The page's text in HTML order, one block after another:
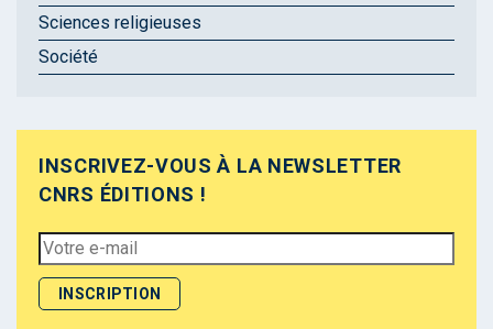
Sciences religieuses
Société
INSCRIVEZ-VOUS À LA NEWSLETTER
CNRS ÉDITIONS !